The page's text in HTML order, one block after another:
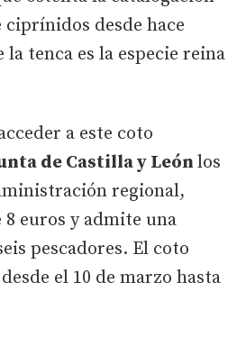
ciprínidos desde hace
la tenca es la especie reina
a este coto
de Castilla y León los
regional,
euros y admite una
pescadores. El coto
el 10 de marzo hasta